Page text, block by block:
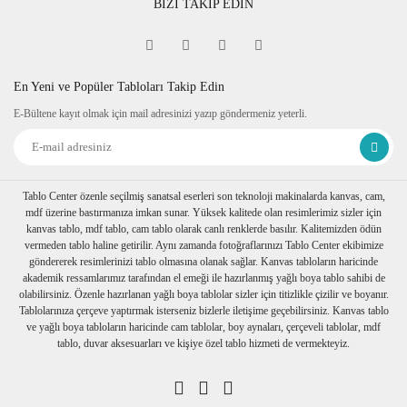
Sipariş verdiğiniz kanvas tablo baskıya girmeden önce
itibaren resmin devamı verilir.
ettiğinden daha dekoratif durur. Askı aparatı monte edilmiş bir
takılarak baloncuklu ambalaja sarılıp, kartonlanır. Nakliye
sırasında hasar görmesi engellenir.
Birden fazla tablo alımı yapılırsa her biri ayrı ayrı
paketlenerek müşterilerimize ulaştırılır.
BİZİ TAKİP EDİN
En Yeni ve Popüler Tabloları Takip Edin
E-Bültene kayıt olmak için mail adresinizi yazıp göndermeniz yeterli.
Tablo Center özenle seçilmiş sanatsal eserleri son teknoloji makinalarda kanvas, cam,
mdf üzerine bastırmanıza imkan sunar. Yüksek kalitede olan resimlerimiz sizler için
kanvas tablo, mdf tablo, cam tablo olarak canlı renklerde basılır. Kalitemizden ödün
vermeden tablo haline getirilir. Aynı zamanda fotoğraflarınızı Tablo Center ekibimize
göndererek resimlerinizi tablo olmasına olanak sağlar. Kanvas tabloların haricinde
akademik ressamlarımız tarafından el emeği ile hazırlanmış yağlı boya tablo sahibi de
olabilirsiniz. Özenle hazırlanan yağlı boya tablolar sizler için titizlikle çizilir ve boyanır.
Tablolarınıza çerçeve yaptırmak isterseniz bizlerle iletişime geçebilirsiniz. Kanvas tablo
ve yağlı boya tabloların haricinde cam tablolar, boy aynaları, çerçeveli tablolar, mdf
tablo, duvar aksesuarları ve kişiye özel tablo hizmeti de vermekteyiz.